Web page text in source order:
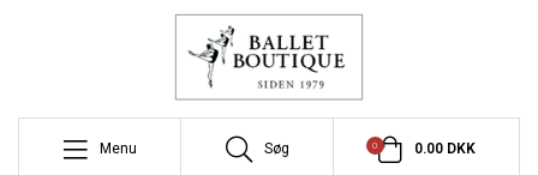
Menu Søg 0 0.00 DKK